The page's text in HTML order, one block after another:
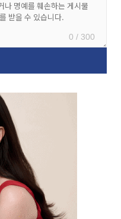
0 / 300